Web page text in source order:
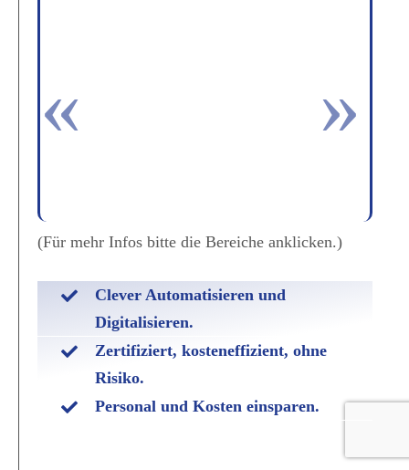
(Für mehr Infos bitte die Bereiche anklicken.)
Clever Automatisieren und
Digitalisieren.
Zertifiziert, kosteneffizient, ohne
Risiko.
Personal und Kosten einsparen.